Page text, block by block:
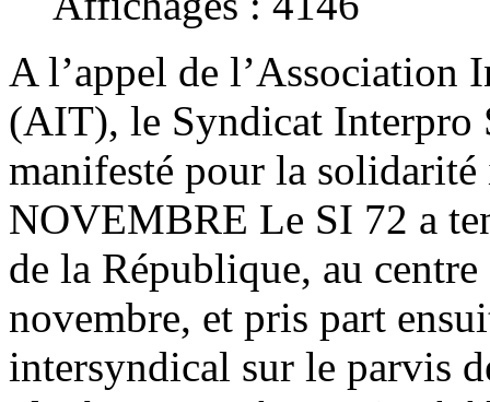
A l’appel de l’Association
(AIT), le Syndicat Interpro
manifesté pour la
NOVEMBRE Le SI 72 a
de la République, au
novembre, et pris part
intersyndical sur le parvis